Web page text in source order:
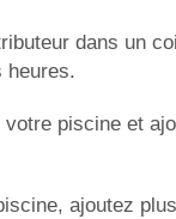
dans un
heures.
votre piscine et
ajoutez